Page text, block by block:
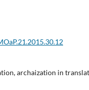
archaization in